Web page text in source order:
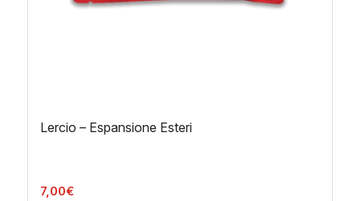
Lercio – Espansione Esteri
7,00€